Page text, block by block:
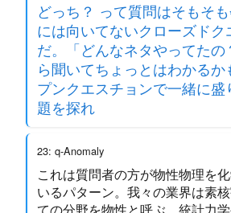
どっち？ って質問はそもそ
には向いてないクローズドク
だ。「どんなネタやってたの
ら聞いてちょっとはわかるか
プンクエスチョンで一緒に
題を探れ
23: q-Anomaly
これは質問者の方が物性物理を
いるパターン。我々の業界は素